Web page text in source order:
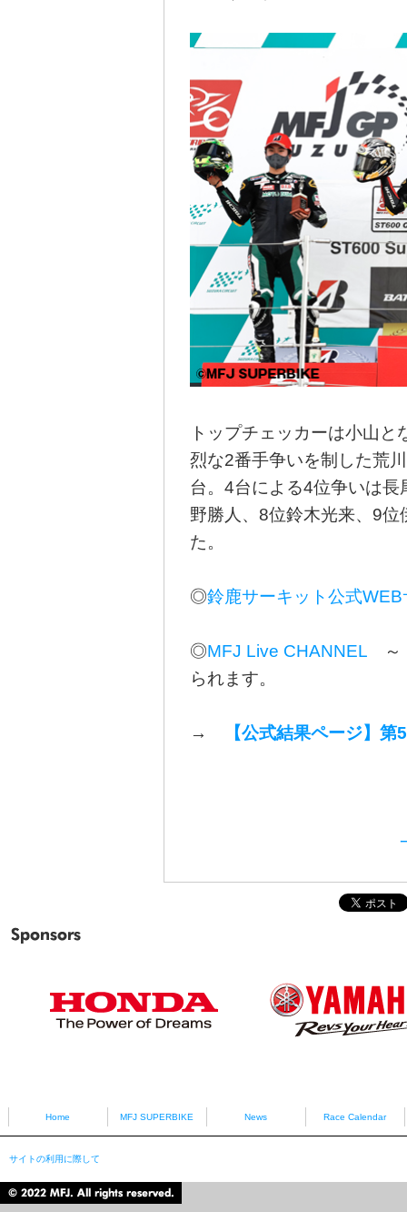
トップチェッカーは小山
烈な2番手争いを制した荒
台。4台による4位争いは
野勝人、8位鈴木光来、9
た。
◎鈴鹿サーキット公式
◎MFJ Live CHANNEL ～
られます。
→ 【公式結果ページ】
Home MFJ SUPERBIKE News Race Calendar
サイトの利用に際して